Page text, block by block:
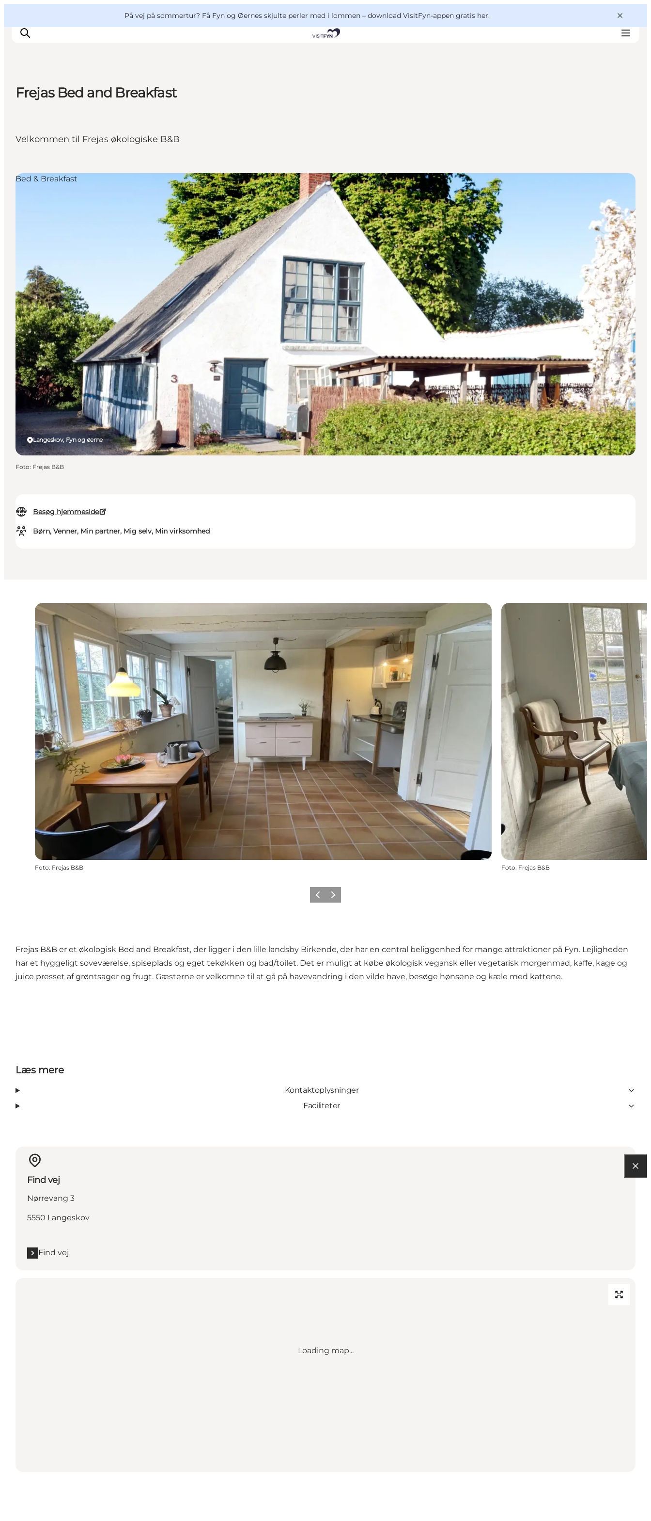
På vej på sommertur? Få Fyn og Øernes skjulte perler med i lommen – download VisitFyn-appen gratis her.
Mad og drikke
Frejas Bed and Breakfast
Velkommen til Frejas økologiske B&B
Besøg hjemmeside
Børn, Venner, Min partner, Mig selv, Min virksomhed
Langeskov, Fyn og øerne
Bed & Breakfast
Foto: Frejas B&B
Foto: Frejas B&B Foto: Frejas B&B
ForrigeNæste
Frejas B&B er et økologisk Bed and Breakfast, der ligger i den lille landsby Birkende, der har en central beliggenhed for mange attraktioner på Fyn. Lejligheden
har et hyggeligt soveværelse, spiseplads og eget tekøkken og bad/toilet. Det er muligt at købe økologisk vegansk eller vegetarisk morgenmad, kaffe, kage og
juice presset af grøntsager og frugt. Gæsterne er velkomne til at gå på havevandring i den vilde have, besøge hønsene og kæle med kattene.
Læs mere
Kontaktoplysninger
Faciliteter
Find vej
Nørrevang 3
5550 Langeskov
Find vej
Loading map...